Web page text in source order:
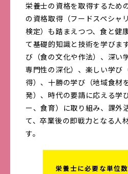
栄養士の資格を取得するため
の資格取得（フードスペシャ
検定）も踏まえつつ、食と健
て基礎的知識と技術を学びま
び（食の文化や作法）、深い
専門性の深化）、楽しい学び
得）、十勝の学び（地域食材
発）、時代の要請に応える学
ー、食育）に取り組み、課外
て、卒業後の即戦力となる人
す。
栄養士に必要な単位数